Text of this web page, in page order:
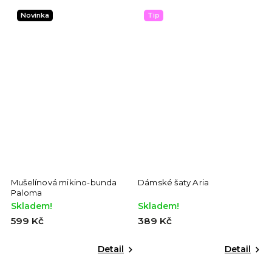
Novinka
Mušelínová mikino-bunda
Paloma
Skladem!
599 Kč
Detail
Tip
Dámské šaty Aria
Skladem!
389 Kč
Detail